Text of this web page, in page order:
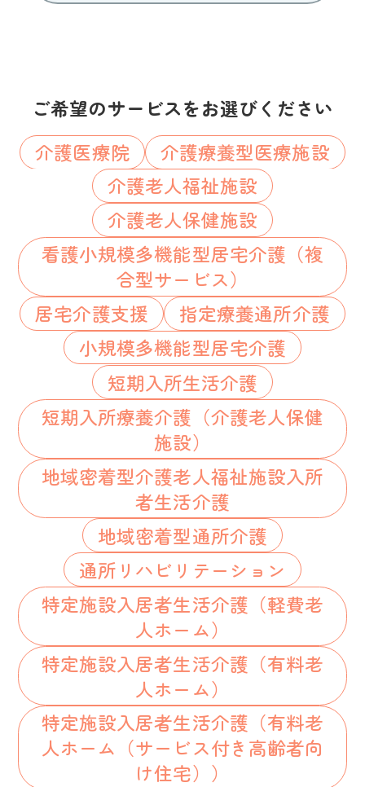
ご希望のサービスをお選びください
介護医療院
介護療養型医療施設
介護老人福祉施設
介護老人保健施設
看護小規模多機能型居宅介護（複
合型サービス）
居宅介護支援
指定療養通所介護
小規模多機能型居宅介護
短期入所生活介護
短期入所療養介護（介護老人保健
施設）
地域密着型介護老人福祉施設入所
者生活介護
地域密着型通所介護
通所リハビリテーション
特定施設入居者生活介護（軽費老
人ホーム）
特定施設入居者生活介護（有料老
人ホーム）
特定施設入居者生活介護（有料老
人ホーム（サービス付き高齢者向
け住宅））